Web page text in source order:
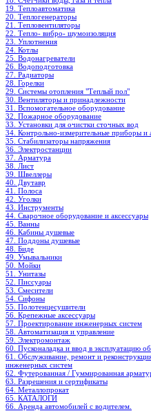
19. Теплоавтоматика
20. Теплогенераторы
21. Тепловентиляторы
22. Тепло- вибро- шумоизоляция
23. Уплотнения
24. Котлы
25. Водонагреватели
26. Водоподготовка
27. Радиаторы
28. Горелки
29. Системы отопления "Теплый пол"
30. Вентиляторы и принадлежности
31. Вспомогательное оборудование
32. Пожарное оборудование
33. Установки для очистки сточных вод
34. Контрольно-измерительные приборы и
35. Стабилизаторы напряжения
36. Электростанции
37. Арматура
38. Лист
39. Швеллеры
40. Двутавр
41. Полоса
42. Уголки
43. Инструменты
44. Сварочное оборудование и аксессуары
45. Ванны
46. Кабины душевые
47. Поддоны душевые
48. Биде
49. Умывальники
50. Мойки
51. Унитазы
52. Писсуары
53. Смесители
54. Сифоны
55. Полотенцесушители
56. Крепежные аксессуары
57. Проектирование инженерных систем
58. Автоматизация и управление
59. Электромонтаж
60. Пусконаладка и ввод в эксплуатацию
61. Обслуживание, ремонт и
инженерных систем
62. Футерованная / Гуммированная
63. Разрешения и сертификаты
64. Металлопрокат
65. КАТАЛОГИ
66. Аренда автомобилей с водителем.